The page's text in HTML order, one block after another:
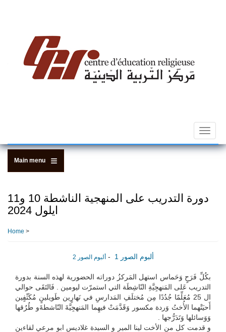
Toggle
Main menu
دورة التدريب على المنهجية الناشطة 10 و11
ايلول 2024
Home >
ألبوم الصور 1 -ألبوم الصور 2
بكُلِّ فَرَحٍ وَحَماس استهل المَركزُ دوراته الحضورية لهذه السنة بدورة
التدريب عَلى المَنهجِيَّةِ النّاشِطَة التي استمرّت ليومين . فَالتَقَى حوالي
ال 25 مُعَلِّمًا جُدُدًا مِن مُختلَفِ المَدارسِ في نَهارٍين طَويلينٍ مُكَثّفٍين
أَحيَتْهما الأُختُ وَردة مكسور وَقَدَّمَتْ فيهِما المَنهجِيَّةَ النّاشطةَو طُرُقها
وَوَسائلها وَتَدَرُّجها .
و قدمت كل من الأخت لينا المير و السيدة غلاديس ابو مرعي لقاءين